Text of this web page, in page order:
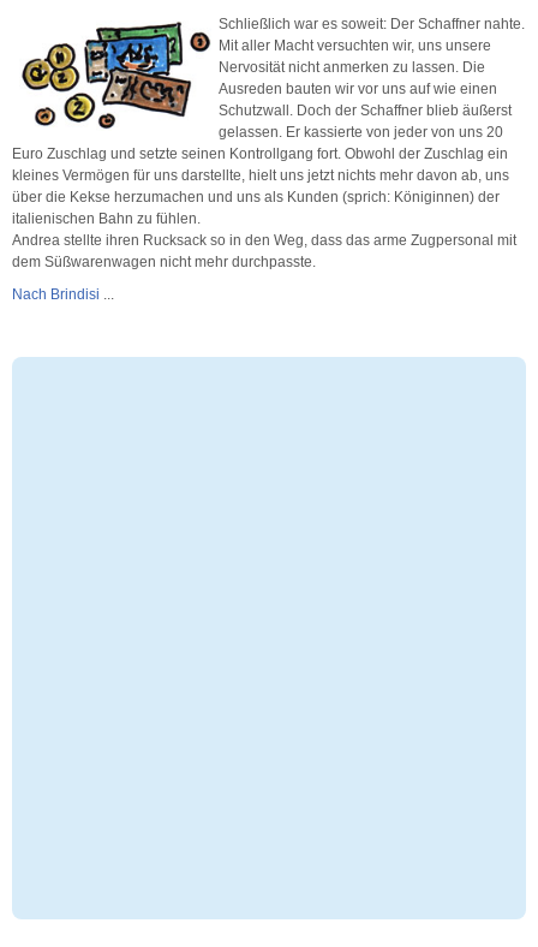
Schließlich war es soweit: Der Schaffner nahte.
Mit aller Macht versuchten wir, uns unsere
Nervosität nicht anmerken zu lassen. Die
Ausreden bauten wir vor uns auf wie einen
Schutzwall. Doch der Schaffner blieb äußerst
gelassen. Er kassierte von jeder von uns 20
Euro Zuschlag und setzte seinen Kontrollgang fort. Obwohl der Zuschlag ein
kleines Vermögen für uns darstellte, hielt uns jetzt nichts mehr davon ab, uns
über die Kekse herzumachen und uns als Kunden (sprich: Königinnen) der
italienischen Bahn zu fühlen.
Andrea stellte ihren Rucksack so in den Weg, dass das arme Zugpersonal mit
dem Süßwarenwagen nicht mehr durchpasste.
Nach Brindisi ...